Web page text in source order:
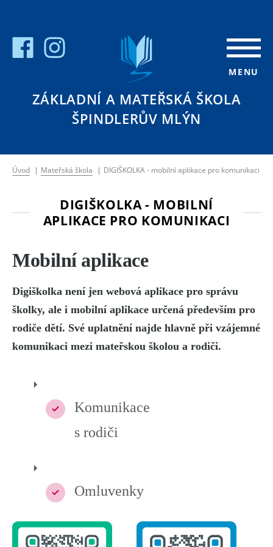
ZÁKLADNÍ A MATEŘSKÁ ŠKOLA
ŠPINDLERŮV MLÝN
MENU
Úvod | Mateřská škola | DIGIŠKOLKA - mobilní aplikace pro komunikaci
DIGIŠKOLKA - MOBILNÍ
APLIKACE PRO KOMUNIKACI
Mobilní aplikace
Digiškolka není jen webová aplikace pro správu
školky, ale i mobilní aplikace určená především pro
rodiče dětí. Své uplatnění najde hlavně při vzájemné
komunikaci mezi mateřskou školou a rodiči.
Komunikace
s rodiči
Omluvenky